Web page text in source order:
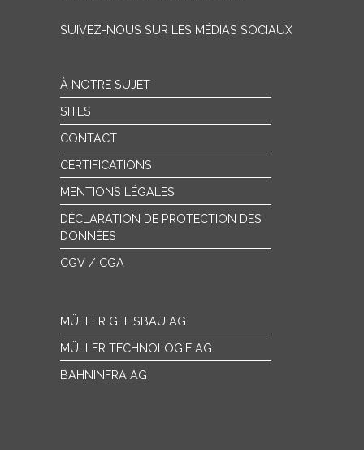
SUIVEZ-NOUS SUR LES MÉDIAS SOCIAUX
À NOTRE SUJET
SITES
CONTACT
CERTIFICATIONS
MENTIONS LÉGALES
DÉCLARATION DE PROTECTION DES
DONNÉES
CGV / CGA
MÜLLER GLEISBAU AG
MÜLLER TECHNOLOGIE AG
BAHNINFRA AG